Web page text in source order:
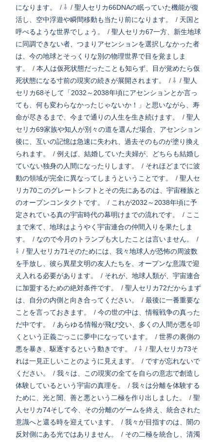
になります。
/ ⇩ / 聖人セリカ66DNAの眠っていた機能が復
活し、空中浮遊や瞬間移動も当たり前になります。
/ 天国と
呼べるような世界でしょう。
/ 聖人セリカ67一方、新生地球
に同調できない者、つまりアセンションを選択しなかった者
は、今の地球とそっくりな別の物理世界で目を覚ましま
す。
/ 本人は仮死状態だったことも知らず、目が覚めたら仮
死状態になる寸前の現実の続きが展開されます。
/ ⇩ / 聖人
セリカ68そして「2032～2038年頃にアセンションとか言っ
ても、何も変わらなかったじゃないか！」と思いながら、寿
命が尽きるまで、今まで通りの人生を生き続けます。
/ 聖人
セリカ69家族や知人が別々の道を選んだ場合、アセンション
後に、互いの記憶は急速に失われ、過去そのものが塗り換え
られます。
/ 例えば、結婚していた夫婦が、どちらも結婚し
ていない独身の人間になったりします。
/ それほどまでに波
動の領域が完全に異なってしまうということです。
/ 聖人セ
リカ70このグレートシフトとその先にあるのは、宇宙種族と
のオープンコンタクトです。
/ これが2032～2038年頃に予
定されている真の宇宙時代の幕明けまでの流れです。
/ ここ
まで来て、地球はようやく宇宙連合の仲間入りを果たしま
す。
/ なので今月のトランプも大したことは言いません。
/
⇩ / 聖人セリカ71そのためには、我々地球人が恐怖の周波数
を手放し、彼ら異星文明の友人たちを、オープンな意識で迎
え入れる必要があります。
/ それが、地球人類が、宇宙連合
に加盟するための絶対条件です。
/ 聖人セリカ72だからまず
は、自分の内側と向き合ってください。
/ 最後に一番重要な
ことを言っておきます。
/ 今の世の中は、情報戦争の真った
だ中です。
/ あらゆる情報が飛び交い、多くの人間が悪を叩
くという正義ごっこに夢中になっています。
/ 世界の裏側の
悪を暴き、駆逐するという動きです。
/ ⇩ / 聖人セリカ73そ
れは一見正しいことのように見えます。
/ ですが忘れないで
ください。
/ 我々は、この現実の全てを自らの意志で創造し
体験しているという宇宙の真理を。
/ 我々は分離を体験する
ために、光と闇、善と悪という二極を作り出しました。
/ 聖
人セリカ74そして今、その分離のゲームを終え、統合された
意識へと還る時を迎えています。
/ 我々が目指すのは、闇の
反対側にある光ではありません。
/ その二極を統合し、清濁